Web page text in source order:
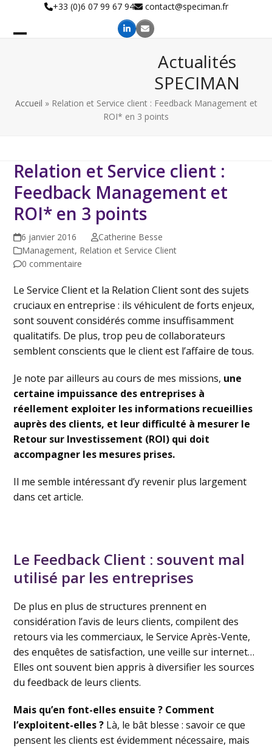
content
+33 (0)6 07 99 67 94 contact@speciman.fr
Actualités
SPECIMAN
Accueil » Relation et Service client : Feedback Management et
ROI* en 3 points
Relation et Service client :
Feedback Management et
ROI* en 3 points
6 janvier 2016
Catherine Besse
Management, Relation et Service Client
0 commentaire
Le Service Client et la Relation Client sont des sujets
cruciaux en entreprise : ils véhiculent de forts enjeux,
sont souvent considérés comme insuffisamment
qualitatifs. De plus, trop peu de collaborateurs
semblent conscients que le client est l’affaire de tous.
Je note par ailleurs au cours de mes missions, une
certaine impuissance des entreprises à
réellement exploiter les informations recueillies
auprès des clients, et leur difficulté à mesurer le
Retour sur Investissement (ROI) qui doit
accompagner les mesures prises.
Il me semble intéressant d’y revenir plus largement
dans cet article.
Le Feedback Client : souvent mal
utilisé par les entreprises
De plus en plus de structures prennent en
considération l’avis de leurs clients, compilent des
retours via les commerciaux, le Service Après-Vente,
des enquêtes de satisfaction, une veille sur internet…
Elles ont souvent bien appris à diversifier les sources
du feedback de leurs clients.
Mais qu’en font-elles ensuite ? Comment
l’exploitent-elles ? Là, le bât blesse : savoir ce que
pensent les clients est évidemment nécessaire, mais